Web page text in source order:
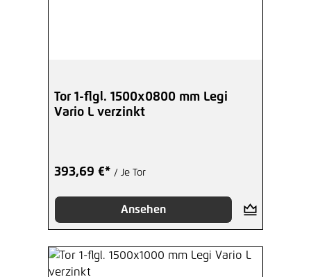
Tor 1-flgl. 1500x0800 mm Legi
Vario L verzinkt
393,69 €* / Je Tor
Ansehen